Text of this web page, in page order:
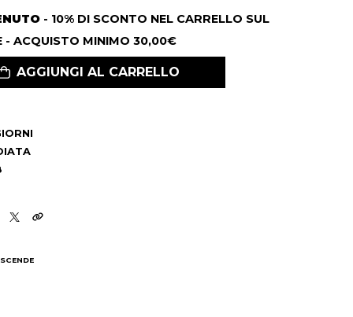
- 10% DI SCONTO NEL CARRELLO SUL
- ACQUISTO MINIMO 30,00€
AGGIUNGI AL CARRELLO